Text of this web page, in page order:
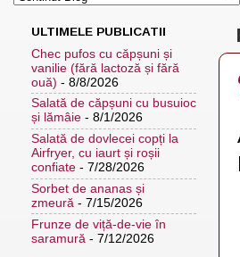
ULTIMELE PUBLICATII
Chec pufos cu căpșuni și
vanilie (fără lactoză și fără
ouă) - 8/8/2026
Salată de căpșuni cu busuioc
și lămâie - 8/1/2026
Salată de dovlecei copți la
Airfryer, cu iaurt și roșii
confiate - 7/28/2026
Sorbet de ananas și
zmeură - 7/15/2026
Frunze de viță-de-vie în
saramură - 7/12/2026